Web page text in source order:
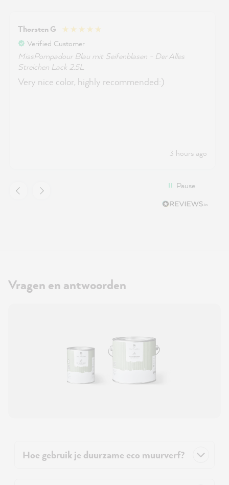
Thorsten G
Verified Customer
MissPompadour Blau mit Seifenblasen - Der Alles
Streichen Lack 2.5L
Very nice color, highly recommended:)
3 hours ago
Pause
Vragen en antwoorden
Hoe gebruik je duurzame eco muurverf?